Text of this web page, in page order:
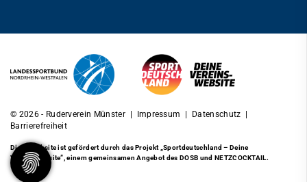
© 2026 - Ruderverein Münster | Impressum | Datenschutz |
Barrierefreiheit
Diese Website ist gefördert durch das Projekt „Sportdeutschland – Deine
Vereinswebsite” , einem gemeinsamen Angebot des DOSB und NETZCOCKTAIL.